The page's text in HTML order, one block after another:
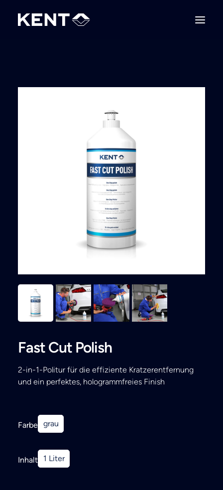
Fast Cut Polish
2-in-1-Politur für die effiziente Kratzerentfernung
und ein perfektes, hologrammfreies Finish
Farbe grau
Inhalt 1 Liter